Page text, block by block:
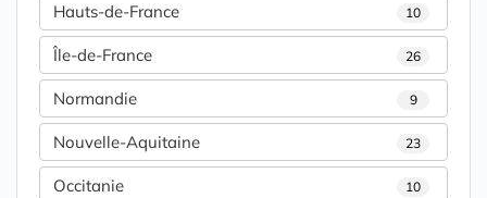
Hauts-de-France 10
Île-de-France 26
Normandie 9
Nouvelle-Aquitaine 23
Occitanie 10